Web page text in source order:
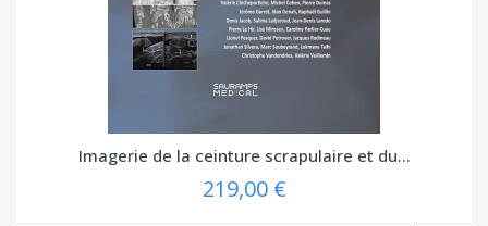
Imagerie de la ceinture scrapulaire et du...
219,00 €